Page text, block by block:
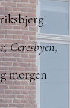
Ceresbyen,
morgen